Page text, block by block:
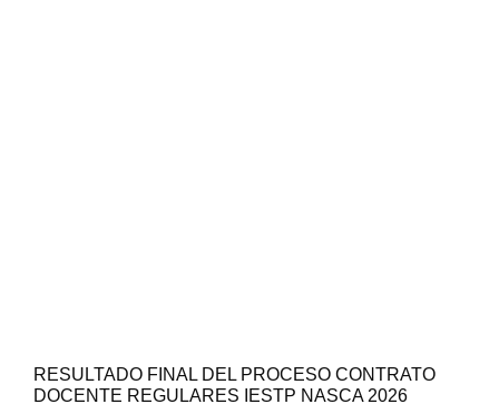
RESULTADO FINAL DEL PROCESO CONTRATO
DOCENTE REGULARES IESTP NASCA 2026